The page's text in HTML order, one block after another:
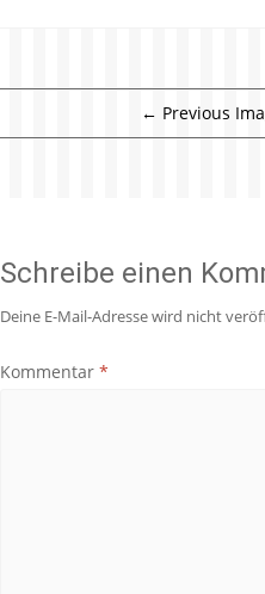
← Previous
Schreibe einen
Deine E-Mail-Adresse wird nicht
Kommentar *